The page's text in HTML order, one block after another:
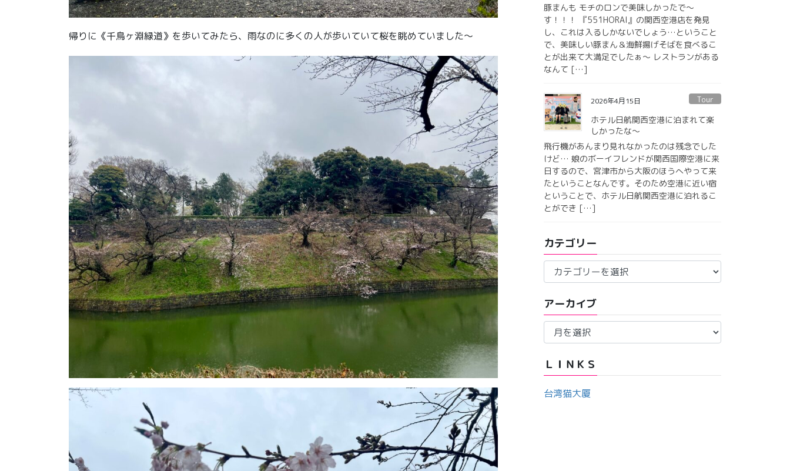
帰りに《千鳥ヶ淵緑道》を歩いてみたら、雨なのに多くの人が歩いていて桜を眺めていました〜
豚まんも モチのロンで美味しかったで〜
す！！！ 『551HORAI』の関西空港店を発見
し、これは入るしかないでしょう…ということ
で、美味しい豚まん＆海鮮揚げそばを食べるこ
とが出来て大満足でしたぁ〜 レストランがある
なんて […]
2026年4月15日 Tour
ホテル日航関西空港に泊まれて楽
しかったな〜
飛行機があんまり見れなかったのは残念でした
けど… 娘のボーイフレンドが関西国際空港に来
日するので、宮津市から大阪のほうへやって来
たということなんです。そのため空港に近い宿
ということで、ホテル日航関西空港に泊れるこ
とができ […]
カテゴリー
テ
リ
ー
アーカイブ
ア
イ
ブ
ＬＩＮＫＳ
台湾猫大厦